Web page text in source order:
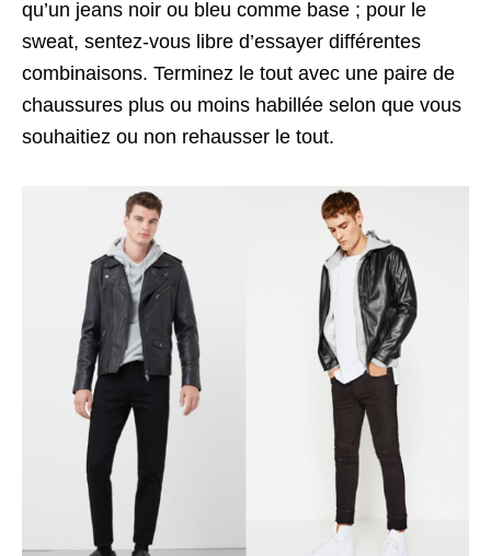
qu’un jeans noir ou bleu comme base ; pour le
sweat, sentez-vous libre d’essayer différentes
combinaisons. Terminez le tout avec une paire de
chaussures plus ou moins habillée selon que vous
souhaitiez ou non rehausser le tout.